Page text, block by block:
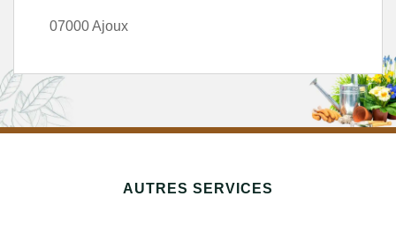
07000 Ajoux
AUTRES SERVICES